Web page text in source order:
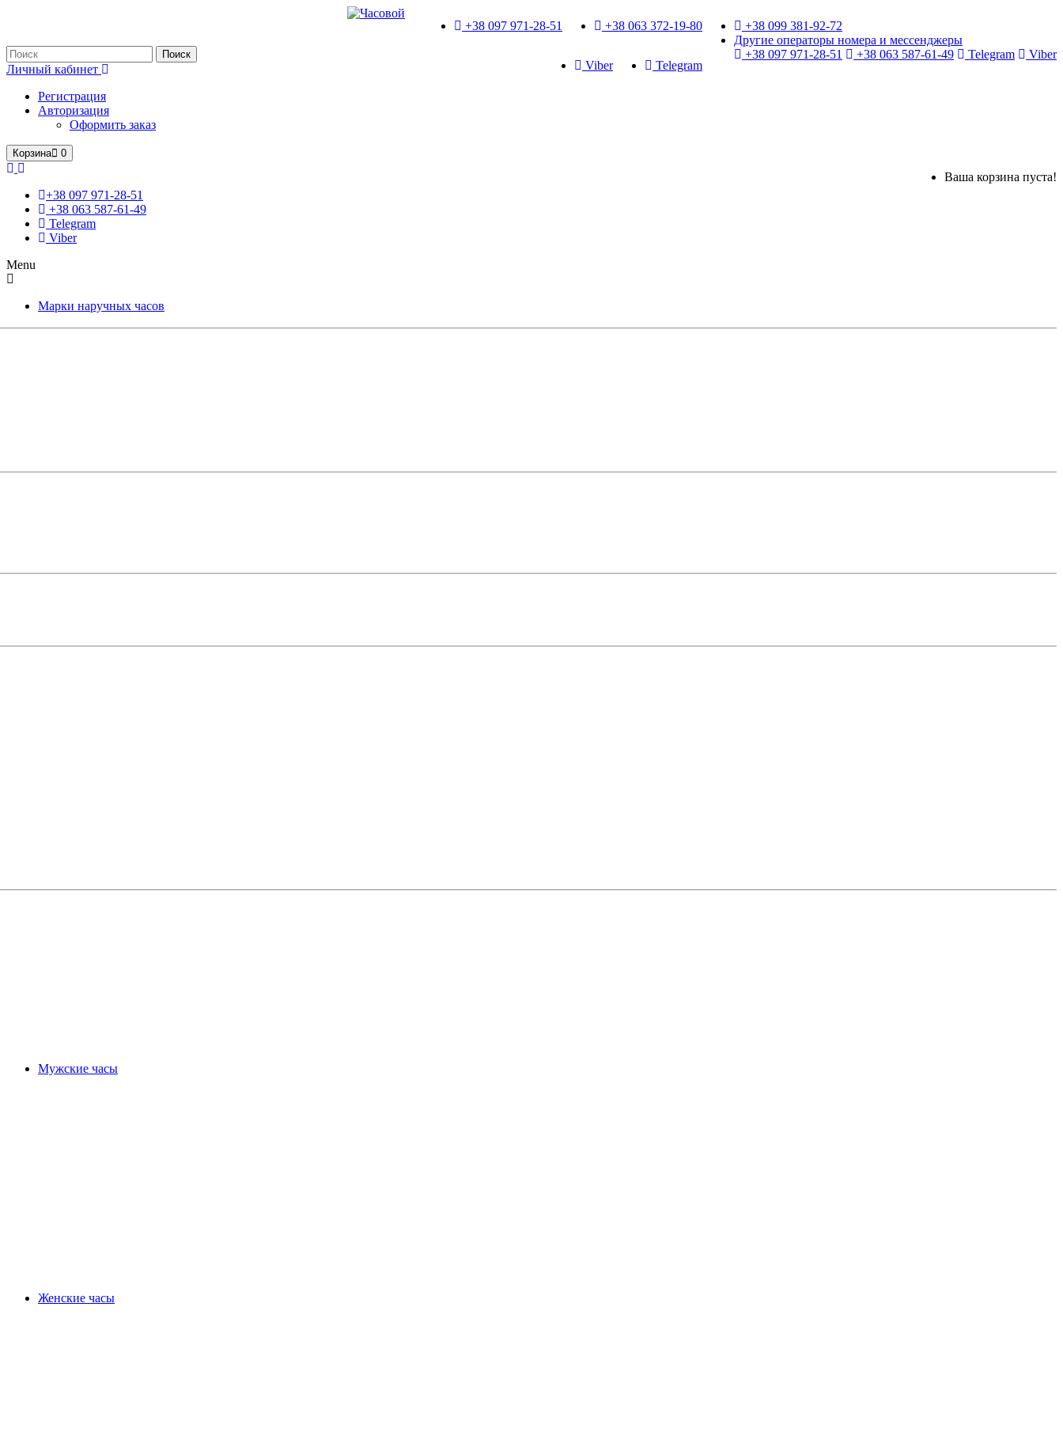
+38 099 381-92-72
Другие операторы номера и мессенджеры
+38 097 971-28-51
+38 063 587-61-49 Telegram Viber
+38 063 372-19-80
+38 097 971-28-51
Telegram
Viber
Поиск
Личный кабинет
Регистрация
Авторизация
Оформить заказ
Корзина 0
Ваша корзина пуста!
+38 097 971-28-51
+38 063 587-61-49
Telegram
Viber
Menu
Марки наручных часов
Мужские часы
Женские часы